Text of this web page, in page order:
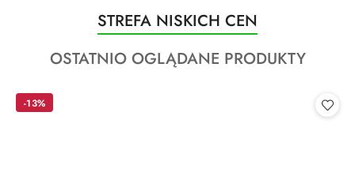
Pomiń karuzelę produktów
Produkty
o
statusie:
STREFA NISKICH CEN
Produkty
statusie:
OSTATNIO OGLĄDANE PRODUKTY
-13%